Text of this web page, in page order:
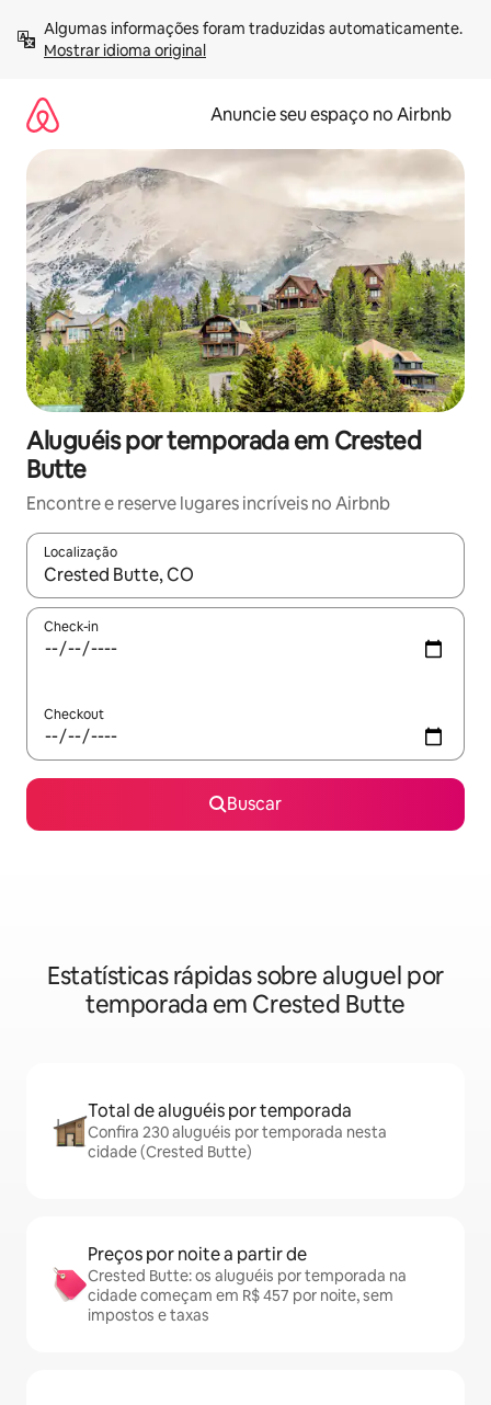
para
Mostrar idioma original
Anuncie seu espaço no Airbnb
Aluguéis por temporada em Crested
Butte
Encontre e reserve lugares incríveis no Airbnb
Localização
Quando os resultados estiverem disponíveis, explore-os
Check-in
Checkout
Buscar
Estatísticas rápidas sobre aluguel por
temporada em Crested Butte
Total de aluguéis por temporada
Confira 230 aluguéis por temporada nesta
cidade (Crested Butte)
Preços por noite a partir de
Crested Butte: os aluguéis por temporada na
cidade começam em R$ 457 por noite, sem
impostos e taxas